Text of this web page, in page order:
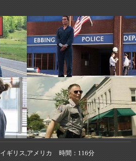
イギリス,アメリカ 時間
116分